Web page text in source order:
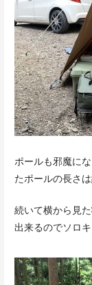
ポールも邪魔に
たポールの長さ
続いて横から見
出来るのでソロ